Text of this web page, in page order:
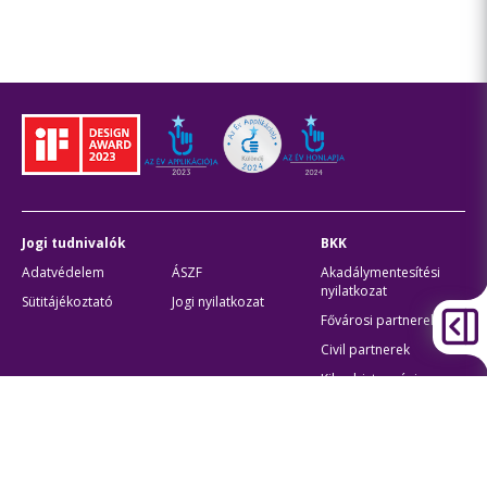
Jogi tudnivalók
Adatvédelem
ÁSZF
Sütitájékoztató
Jogi nyilatkozat
BKK
Akadálymentesítési
nyilatkozat
Fővárosi partnerek
Civil partnerek
Kiberbiztonsági